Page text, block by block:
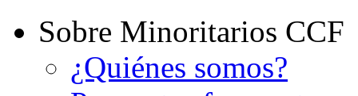
Sobre Minoritarios CCF
¿Quiénes somos?